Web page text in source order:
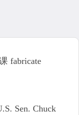
fabricate
Sen. Chuck